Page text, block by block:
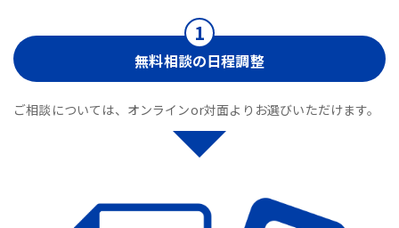
無料相談の日程調整
ご相談については、オンラインor対面よりお選びいただけます。